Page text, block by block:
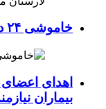
خاموشی ۲۴ دستگاه ماینر فاقد مجوز در لامرد
اهدای
بیماران